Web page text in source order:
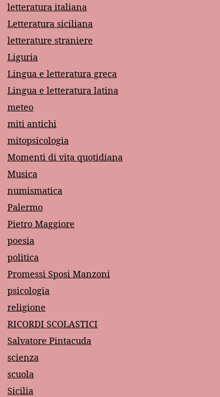
letteratura italiana
Letteratura siciliana
letterature straniere
Liguria
Lingua e letteratura greca
Lingua e letteratura latina
meteo
miti antichi
mitopsicologia
Momenti di vita quotidiana
Musica
numismatica
Palermo
Pietro Maggiore
poesia
politica
Promessi Sposi Manzoni
psicologia
religione
RICORDI SCOLASTICI
Salvatore Pintacuda
scienza
scuola
Sicilia